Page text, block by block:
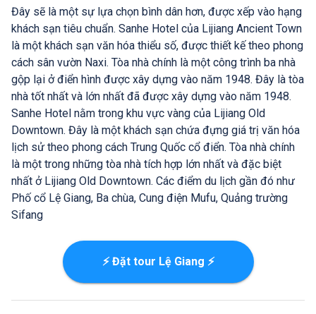
Đây sẽ là một sự lựa chọn bình dân hơn, được xếp vào hạng
khách sạn tiêu chuẩn. Sanhe Hotel của Lijiang Ancient Town
là một khách sạn văn hóa thiểu số, được thiết kế theo phong
cách sân vườn Naxi. Tòa nhà chính là một công trình ba nhà
gộp lại ở điển hình được xây dựng vào năm 1948. Đây là tòa
nhà tốt nhất và lớn nhất đã được xây dựng vào năm 1948.
Sanhe Hotel nằm trong khu vực vàng của Lijiang Old
Downtown. Đây là một khách sạn chứa đựng giá trị văn hóa
lịch sử theo phong cách Trung Quốc cổ điển. Tòa nhà chính
là một trong những tòa nhà tích hợp lớn nhất và đặc biệt
nhất ở Lijiang Old Downtown. Các điểm du lịch gần đó như
Phố cổ Lệ Giang, Ba chùa, Cung điện Mufu, Quảng trường
Sifang
⚡ Đặt tour Lệ Giang ⚡